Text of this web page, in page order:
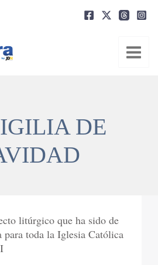
DE
litúrgico que ha sido de
para toda la Iglesia Católica